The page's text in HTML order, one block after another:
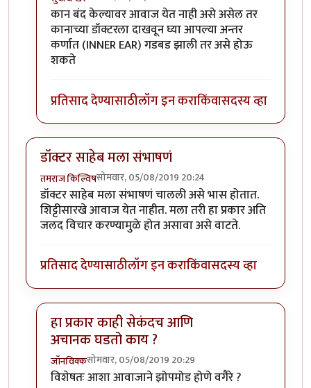
In reply toनाही.byतमराज किल्विष
कान बंद केल्यावर आवाज येत नाही असे असेल तर
कानाच्या डॉक्टरला दाखवून घ्या आपल्या अन्तर
कर्णात (INNER EAR) गडबड झाली तर असे होऊ
शकते
प्रतिसाद देण्यासाठीलॉग इन कराकिंवासदस्य व्हा
डॉक्टर साहेब मला संभाषणं
तमराज किल्विषसोमवार, 05/08/2019 20:24
डॉक्टर साहेब मला संभाषणं चालली असे भास होतात.
शिट्टीसारखे आवाज येत नाहीत. मला तरी हा प्रकार अति
जलद विचार करण्यामुळे होत असावा असे वाटते.
प्रतिसाद देण्यासाठीलॉग इन कराकिंवासदस्य व्हा
हा प्रकार काही सेकंदच आणि
अचानक घडतो काय ?
जॉनविक्कसोमवार, 05/08/2019 20:29
In reply toडॉक्टर साहेब मला संभाषणंbyतमराज किल्विष
विशेषतः आशा आवाजाने झोपमोड होणे वगैरे ?